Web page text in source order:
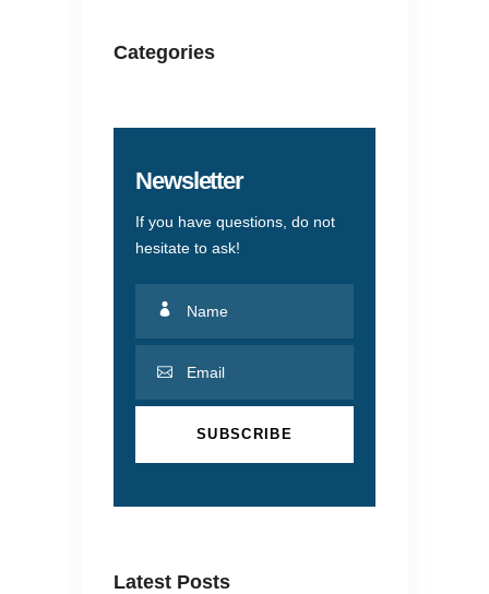
Categories
Newsletter
If you have questions, do not
hesitate to ask!
Latest Posts